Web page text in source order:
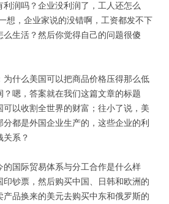
润吗？企业没利润了，工人还怎么
想，企业家说的没错啊，工资都发不下
生活？然后你觉得自己的问题很傻
什么美国可以把商品价格压得那么低
嗯，答案就在我们这篇文章的标题
以收割全世界的财富；往小了说，美
都是外国企业生产的，这些企业的利
系？
国际贸易体系与分工合作是什么样
钞票，然后购买中国、日韩和欧洲的
品换来的美元去购买中东和俄罗斯的